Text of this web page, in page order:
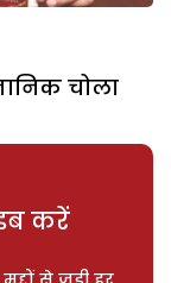
चोला
करें